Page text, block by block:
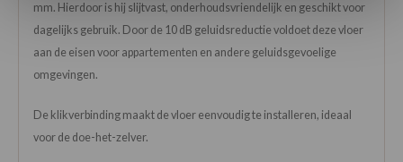
mm. Hierdoor is hij slijtvast, onderhoudsvriendelijk en geschikt voor
dagelijks gebruik. Door de 10 dB geluidsreductie voldoet deze vloer
aan de eisen voor appartementen en andere geluidsgevoelige
omgevingen.
De klikverbinding maakt de vloer eenvoudig te installeren, ideaal
voor de doe-het-zelver.